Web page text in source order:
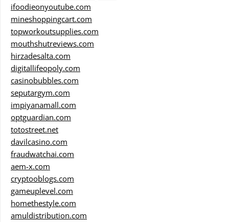
ifoodieonyoutube.com
mineshoppingcart.com
topworkoutsupplies.com
mouthshutreviews.com
hirzadesalta.com
digitallifeopoly.com
casinobubbles.com
seputargym.com
impiyanamall.com
optguardian.com
totostreet.net
davilcasino.com
fraudwatchai.com
aem-x.com
cryptooblogs.com
gameuplevel.com
homethestyle.com
amuldistribution.com